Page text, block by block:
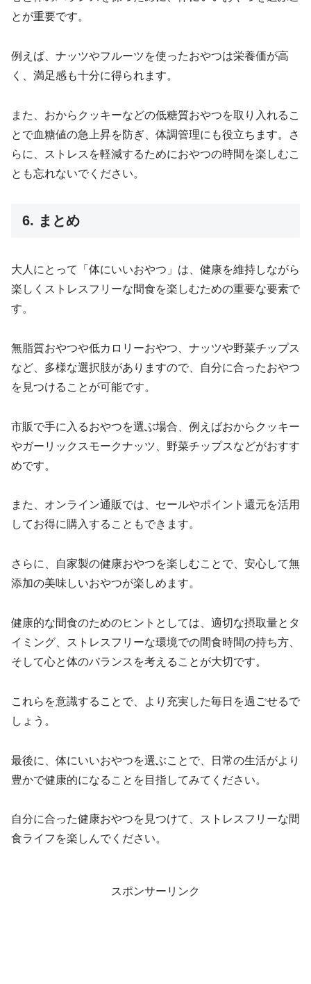
とが重要です。
例えば、ナッツやフルーツを使ったおやつは栄養価が高
く、満足感も十分に得られます。
また、おからクッキーなどの低糖質おやつを取り入れるこ
とで血糖値の急上昇を防ぎ、体調管理にも役立ちます。さ
らに、ストレスを軽減するためにおやつの時間を楽しむこ
とも忘れないでください。
6. まとめ
大人にとって「体にいいおやつ」は、健康を維持しながら
楽しくストレスフリーな間食を楽しむための重要な要素で
す。
無脂質おやつや低カロリーおやつ、ナッツや野菜チップス
など、多様な選択肢がありますので、自分に合ったおやつ
を見つけることが可能です。
市販で手に入るおやつを選ぶ場合、例えばおからクッキー
やガーリックスモークナッツ、野菜チップスなどがおすす
めです。
また、オンライン通販では、セールやポイント還元を活用
してお得に購入することもできます。
さらに、自家製の健康おやつを楽しむことで、安心して無
添加の美味しいおやつが楽しめます。
健康的な間食のためのヒントとしては、適切な摂取量とタ
イミング、ストレスフリーな環境での間食時間の持ち方、
そして心と体のバランスを考えることが大切です。
これらを意識することで、より充実した毎日を過ごせるで
しょう。
最後に、体にいいおやつを選ぶことで、日常の生活がより
豊かで健康的になることを目指してみてください。
自分に合った健康おやつを見つけて、ストレスフリーな間
食ライフを楽しんでください。
スポンサーリンク